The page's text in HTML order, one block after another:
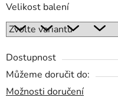
Velikost balení
Dostupnost
Můžeme doručit do:
Možnosti doručení